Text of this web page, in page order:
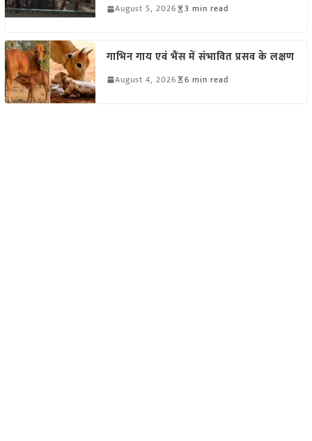
August 5, 2026 3 min read
गाभिन गाय एवं भैंस में संभावित प्रसव के लक्षण
August 4, 2026 6 min read